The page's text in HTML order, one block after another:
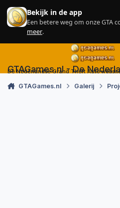
Skip to content
Bekijk in de app
Een betere weg om onze GTA
meer.
GTAGames.nl - De
De Nederlandse Grand Theft Auto
GTAGames.nl Galerij